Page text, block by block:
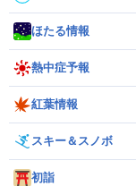
ほたる情報
熱中症予報
紅葉情報
スキー＆スノボ
初詣